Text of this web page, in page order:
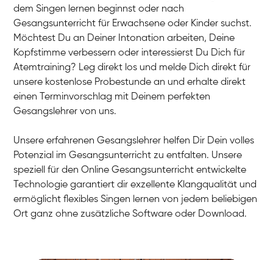
dem Singen lernen beginnst oder nach
Gesangsunterricht für Erwachsene oder Kinder suchst.
Möchtest Du an Deiner Intonation arbeiten, Deine
Kopfstimme verbessern oder interessierst Du Dich für
Atemtraining? Leg direkt los und melde Dich direkt für
unsere kostenlose Probestunde an und erhalte direkt
einen Terminvorschlag mit Deinem perfekten
Gesangslehrer von uns.
Unsere erfahrenen Gesangslehrer helfen Dir Dein volles
Potenzial im Gesangsunterricht zu entfalten. Unsere
speziell für den Online Gesangsunterricht entwickelte
Technologie garantiert dir exzellente Klangqualität und
ermöglicht flexibles Singen lernen von jedem beliebigen
Ort ganz ohne zusätzliche Software oder Download.